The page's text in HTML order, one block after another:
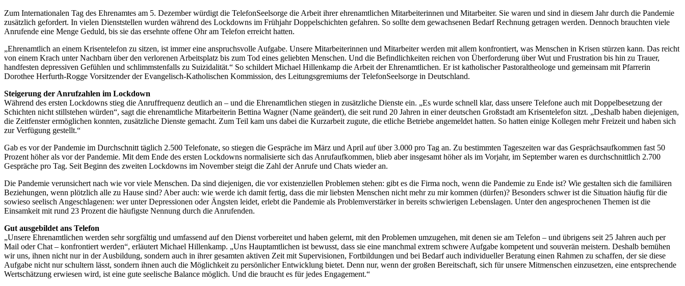
Zum Internationalen Tag des Ehrenamtes am 5. Dezember würdigt die TelefonSeelsorge die Arbeit ihrer ehrenamtlichen Mitarbeiterinnen und Mitarbeiter. Sie waren und sind in diesem Jahr durch die Pandemie
zusätzlich gefordert. In vielen Dienststellen wurden während des Lockdowns im Frühjahr Doppelschichten gefahren. So sollte dem gewachsenen Bedarf Rechnung getragen werden. Dennoch brauchten viele
Anrufende eine Menge Geduld, bis sie das ersehnte offene Ohr am Telefon erreicht hatten.
„Ehrenamtlich an einem Krisentelefon zu sitzen, ist immer eine anspruchsvolle Aufgabe. Unsere Mitarbeiterinnen und Mitarbeiter werden mit allem konfrontiert, was Menschen in Krisen stürzen kann. Das reicht
von einem Krach unter Nachbarn über den verlorenen Arbeitsplatz bis zum Tod eines geliebten Menschen. Und die Befindlichkeiten reichen von Überforderung über Wut und Frustration bis hin zu Trauer,
handfesten depressiven Gefühlen und schlimmstenfalls zu Suizidalität.“ So schildert Michael Hillenkamp die Arbeit der Ehrenamtlichen. Er ist katholischer Pastoraltheologe und gemeinsam mit Pfarrerin
Dorothee Herfurth-Rogge Vorsitzender der Evangelisch-Katholischen Kommission, des Leitungsgremiums der TelefonSeelsorge in Deutschland.
Steigerung der Anrufzahlen im Lockdown
Während des ersten Lockdowns stieg die Anruffrequenz deutlich an – und die Ehrenamtlichen stiegen in zusätzliche Dienste ein. „Es wurde schnell klar, dass unsere Telefone auch mit Doppelbesetzung der
Schichten nicht stillstehen würden“, sagt die ehrenamtliche Mitarbeiterin Bettina Wagner (Name geändert), die seit rund 20 Jahren in einer deutschen Großstadt am Krisentelefon sitzt. „Deshalb haben diejenigen,
die Zeitfenster ermöglichen konnten, zusätzliche Dienste gemacht. Zum Teil kam uns dabei die Kurzarbeit zugute, die etliche Betriebe angemeldet hatten. So hatten einige Kollegen mehr Freizeit und haben sich
zur Verfügung gestellt.“
Gab es vor der Pandemie im Durchschnitt täglich 2.500 Telefonate, so stiegen die Gespräche im März und April auf über 3.000 pro Tag an. Zu bestimmten Tageszeiten war das Gesprächsaufkommen fast 50
Prozent höher als vor der Pandemie. Mit dem Ende des ersten Lockdowns normalisierte sich das Anrufaufkommen, blieb aber insgesamt höher als im Vorjahr, im September waren es durchschnittlich 2.700
Gespräche pro Tag. Seit Beginn des zweiten Lockdowns im November steigt die Zahl der Anrufe und Chats wieder an.
Die Pandemie verunsichert nach wie vor viele Menschen. Da sind diejenigen, die vor existenziellen Problemen stehen: gibt es die Firma noch, wenn die Pandemie zu Ende ist? Wie gestalten sich die familiären
Beziehungen, wenn plötzlich alle zu Hause sind? Aber auch: wie werde ich damit fertig, dass die mir liebsten Menschen nicht mehr zu mir kommen (dürfen)? Besonders schwer ist die Situation häufig für die
sowieso seelisch Angeschlagenen: wer unter Depressionen oder Ängsten leidet, erlebt die Pandemie als Problemverstärker in bereits schwierigen Lebenslagen. Unter den angesprochenen Themen ist die
Einsamkeit mit rund 23 Prozent die häufigste Nennung durch die Anrufenden.
Gut ausgebildet ans Telefon
„Unsere Ehrenamtlichen werden sehr sorgfältig und umfassend auf den Dienst vorbereitet und haben gelernt, mit den Problemen umzugehen, mit denen sie am Telefon – und übrigens seit 25 Jahren auch per
Mail oder Chat – konfrontiert werden“, erläutert Michael Hillenkamp. „Uns Hauptamtlichen ist bewusst, dass sie eine manchmal extrem schwere Aufgabe kompetent und souverän meistern. Deshalb bemühen
wir uns, ihnen nicht nur in der Ausbildung, sondern auch in ihrer gesamten aktiven Zeit mit Supervisionen, Fortbildungen und bei Bedarf auch individueller Beratung einen Rahmen zu schaffen, der sie diese
Aufgabe nicht nur schultern lässt, sondern ihnen auch die Möglichkeit zu persönlicher Entwicklung bietet. Denn nur, wenn der großen Bereitschaft, sich für unsere Mitmenschen einzusetzen, eine entsprechende
Wertschätzung erwiesen wird, ist eine gute seelische Balance möglich. Und die braucht es für jedes Engagement.“